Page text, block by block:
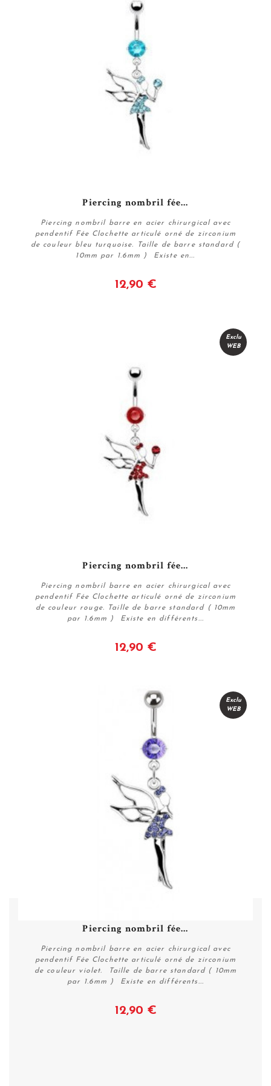
Piercing nombril fée...
Piercing nombril barre en acier chirurgical avec
pendentif Fée Clochette articulé orné de zirconium
de couleur bleu turquoise. Taille de barre standard (
10mm par 1.6mm ) Existe en...
12,90 €
Exclu
WEB
Piercing nombril fée...
Piercing nombril barre en acier chirurgical avec
pendentif Fée Clochette articulé orné de zirconium
de couleur rouge. Taille de barre standard ( 10mm
par 1.6mm ) Existe en différents...
12,90 €
Exclu
WEB
Piercing nombril fée...
Piercing nombril barre en acier chirurgical avec
pendentif Fée Clochette articulé orné de zirconium
de couleur violet. Taille de barre standard ( 10mm
par 1.6mm ) Existe en différents...
12,90 €